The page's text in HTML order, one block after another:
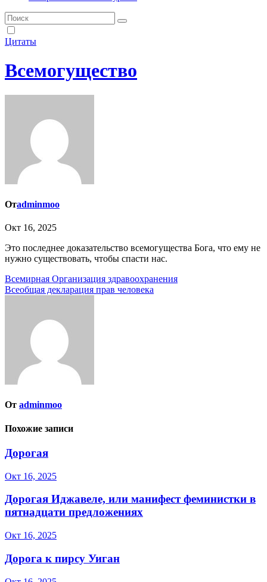
Цитаты
Всемогущество
Отadminmoo
Окт 16, 2025
Это последнее доказательство всемогущества Бога, что ему не
нужно существовать, чтобы спасти нас.
Навигация
по
Всемирная Организация здравоохранения
Всеобщая декларация прав человека
От adminmoo
Похожие записи
Дорогая
Окт 16, 2025
Дорогая Иджавеле, или манифест феминистки в
пятнадцати предложениях
Окт 16, 2025
Дорога к пирсу Уиган